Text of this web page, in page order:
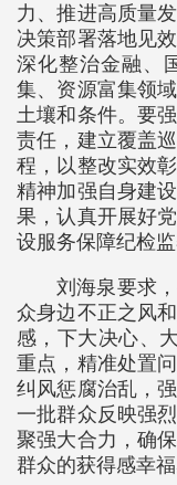
力、推进高质量
决策部署落地见
深化整治金融、
集、资源富集领
土壤和条件。要
责任，建立覆盖
程，以整改实效
精神加强自身建
果，认真开展好
设服务保障纪检
刘海泉要求
众身边不正之风
感，下大决心、
重点，精准处置
纠风惩腐治乱，
一批群众反映强
聚强大合力，确
群众的获得感幸福